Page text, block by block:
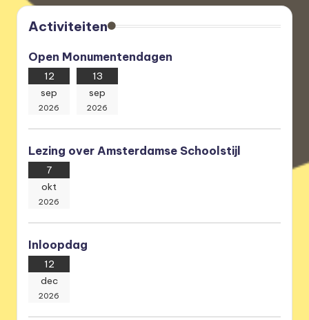
Activiteiten
Open Monumentendagen
12
sep
2026
13
sep
2026
Lezing over Amsterdamse Schoolstijl
7
okt
2026
Inloopdag
12
dec
2026